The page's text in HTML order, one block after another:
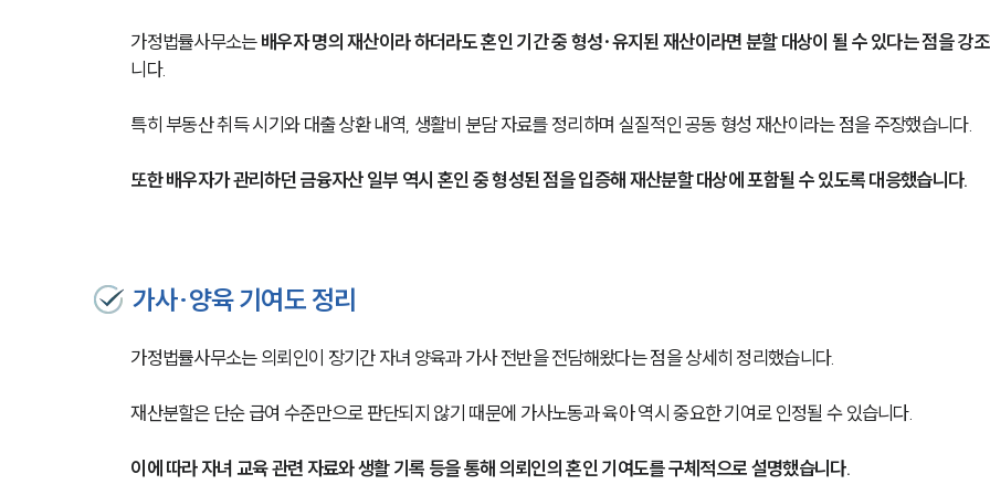
가정법률사무소는 배우자 명의 재산이라 하더라도 혼인 기간 중 형성·유지된 재산이라면 분할 대상이 될 수 있다는 점을 강조
니다.
특히 부동산 취득 시기와 대출 상환 내역, 생활비 분담 자료를 정리하며 실질적인 공동 형성 재산이라는 점을 주장했습니다.
또한 배우자가 관리하던 금융자산 일부 역시 혼인 중 형성된 점을 입증해 재산분할 대상에 포함될 수 있도록 대응했습니다.
가사·양육 기여도 정리
가정법률사무소는 의뢰인이 장기간 자녀 양육과 가사 전반을 전담해왔다는 점을 상세히 정리했습니다.
재산분할은 단순 급여 수준만으로 판단되지 않기 때문에 가사노동과 육아 역시 중요한 기여로 인정될 수 있습니다.
이에 따라 자녀 교육 관련 자료와 생활 기록 등을 통해 의뢰인의 혼인 기여도를 구체적으로 설명했습니다.